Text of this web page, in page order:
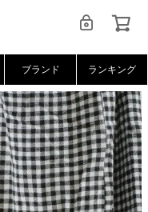
ブランド ランキング